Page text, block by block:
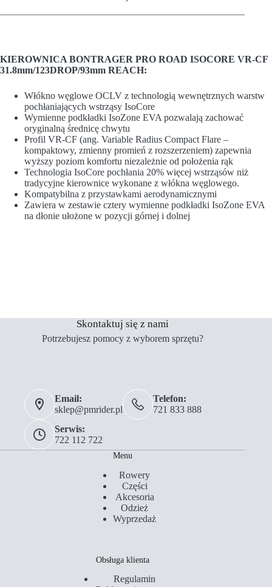
KIEROWNICA BONTRAGER PRO ROAD ISOCORE VR-CF
31.8mm/123DROP/93mm REACH:
Włókno węglowe OCLV z technologią wewnętrznych warstw
pochłaniających wstrząsy IsoCore
Wymienne podkładki IsoZone EVA pozwalają zachować
oryginalną średnicę chwytu
Profil VR-CF (ang. Variable Radius Compact Flare –
kompaktowy, zmienny promień z rozszerzeniem) zapewnia
wyższy poziom komfortu niezależnie od położenia rąk
Technologia IsoCore pochłania 20% więcej wstrząsów niż
tradycyjne kierownice wykonane z włókna węglowego.
Kompatybilna z przystawkami aerodynamicznymi
Zawiera w zestawie cztery wymienne podkładki IsoZone EVA
na dłonie ułożone w pozycji górnej i dolnej
Skontaktuj się z nami
Potrzebujesz pomocy z wyborem sprzętu?
Email:
sklep@pmrider.pl
Telefon:
721 833 888
Serwis:
722 112 722
Menu
Rowery
Części
Akcesoria
Odzież
Wyprzedaż
Obsługa klienta
Regulamin